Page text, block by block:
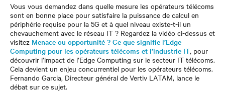
Vous vous demandez dans quelle mesure les opérateurs télécoms
sont en bonne place pour satisfaire la puissance de calcul en
périphérie requise pour la 5G et à quel niveau existe-t-il un
chevauchement avec le réseau IT ? Regardez la vidéo ci-dessus et
visitez Menace ou opportunité ? Ce que signifie l’Edge
Computing pour les opérateurs télécoms et l’industrie IT, pour
découvrir l’impact de l’Edge Computing sur le secteur IT télécoms.
Cela devient un enjeu concurrentiel pour les opérateurs télécoms.
Fernando Garcia, Directeur général de Vertiv LATAM, lance le
débat sur ce sujet.